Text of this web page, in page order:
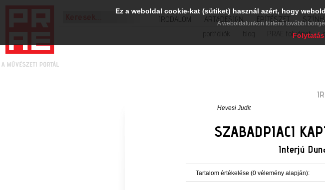
IRODALOM ART&DESIGN ÉPÍTÉSZET
portfóliók
blog PRAE folyóirat
Hevesi Judit
SZABADPIACI
Interjú
Tartalom értékelése (0 vélemény alapján):
Ez a weboldal cookie-kat (sütiket) használ azért, hogy
A weboldalunkon történő további
Folytatás